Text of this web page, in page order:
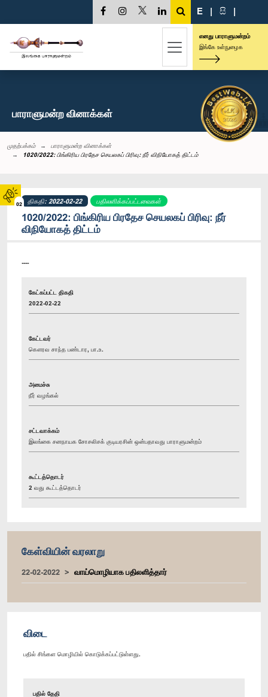
02
E | සි |
எனது பாராளுமன்றம்
இங்கே உள்நுழைக
பாராளுமன்ற வினாக்கள்
முதற்பக்கம்
பாராளுமன்ற வினாக்கள்
1020/2022: பிங்கிரிய பிரதேச செயலகப் பிரிவு: நீர் விநியோகத் திட்டம்
திகதி: 2022-02-22 பதிலளிக்கப்பட்டவைகள்
1020/2022: பிங்கிரிய பிரதேச செயலகப் பிரிவு: நீர்
விநியோகத் திட்டம்
----
கேட்கப்பட்ட திகதி
2022-02-22
கேட்டவர்
கௌரவ சாந்த பண்டார, பா.உ.
அமைச்சு
நீர் வழங்கல்
சட்டவாக்கம்
இலங்கை சனநாயக சோசலிசக் குடியரசின் ஒன்பதாவது பாராளுமன்றம்
கூட்டத்தொடர்
2 வது கூட்டத்தொடர்
கேள்வியின் வரலாறு
22-02-2022 வாய்மொழியாக பதிலளித்தார்
விடை
பதில் சிங்கள மொழியில் கொடுக்கப்பட்டுள்ளது.
பதில் தேதி